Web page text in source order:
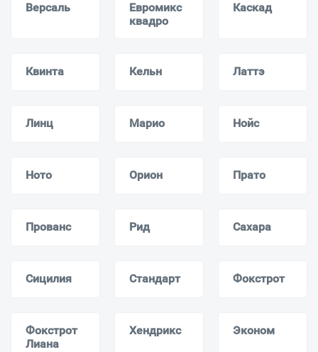
Версаль
Евромикс
квадро
Каскад
Квинта Кельн Латтэ
Линц Марио Нойс
Ното Орион Прато
Прованс Рид Сахара
Сицилия Стандарт Фокстрот
Фокстрот
Лиана
Хендрикс Эконом